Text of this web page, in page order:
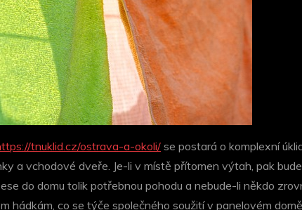
tnuklid.cz/ostrava-a-okoli/se postará o komplexní
a vchodové dveře. Je-li v místě přítomen výtah, pak
do domu tolik potřebnou pohodu a nebude-li někdo
hádkám, co se týče společného soužití v panelovém